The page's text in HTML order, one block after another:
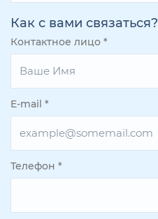
Как с вами связаться?
Контактное лицо *
E-mail *
Телефон *